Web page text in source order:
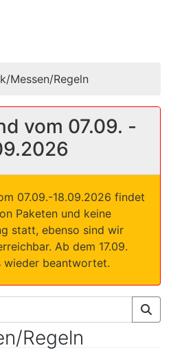
Messen/Regeln
vom 07.09. -
07.09.-18.09.2026 findet
Paketen und keine
statt, ebenso sind wir
Ab dem 17.09.
wieder beantwortet.
Regeln